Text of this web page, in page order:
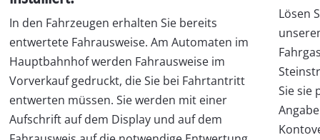
In den Fahrzeugen erhalten Sie bereits
entwertete Fahrausweise. Am Automaten im
Hauptbahnhof werden Fahrausweise im
Vorverkauf gedruckt, die Sie bei Fahrtantritt
entwerten müssen. Sie werden mit einer
Aufschrift auf dem Display und auf dem
Lösen
Sie sie